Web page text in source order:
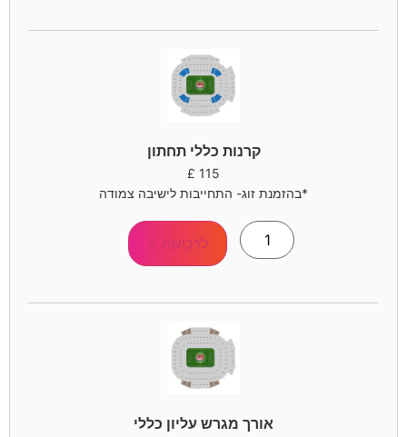
קרנות כללי תחתון
115
£
*בהזמנת זוג- התחייבות לישיבה צמודה
לרכישה >
אורך מגרש עליון כללי